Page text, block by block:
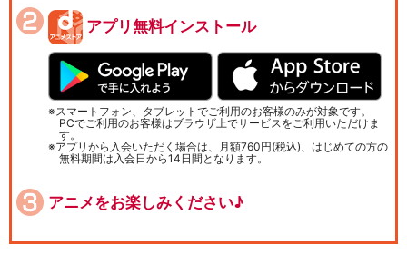
アプリ無料インストール
スマートフォン、タブレットでご利用のお客様のみが対象です。
PCでご利用のお客様はブラウザ上でサービスをご利用いただけま
す。
アプリから入会いただく場合は、月額760円(税込)、はじめての方の
無料期間は入会日から14日間となります。
アニメをお楽しみください♪